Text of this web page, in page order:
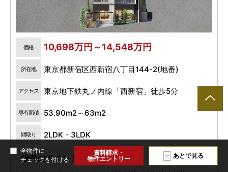
価格 10,698万円～14,548万円
所在地 東京都新宿区西新宿八丁目144-2(地番)
アクセス 東京地下鉄丸ノ内線「西新宿」徒歩5分
専有面積 53.90m2～63m2
間取り 2LDK・3LDK
物件のポイント
全物件に
チェックを付ける
資料請求・
物件エントリー
あとで見る